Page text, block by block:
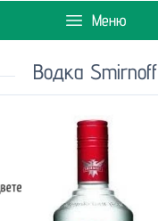
Меню
Водка Smirnoff